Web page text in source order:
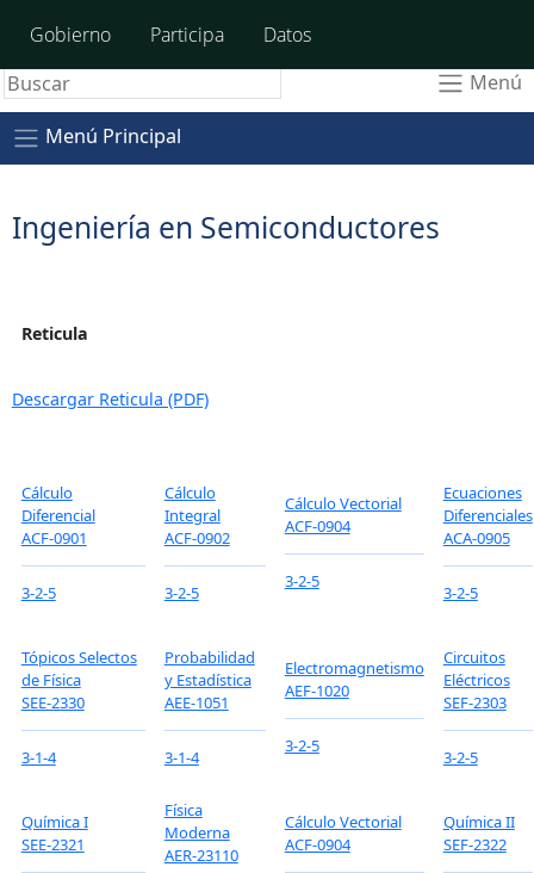
Gobierno Participa Datos
Menú
Menú Principal
Ingeniería en Semiconductores
Reticula
Descargar Reticula (PDF)
Cálculo
Diferencial
ACF-0901
3-2-5
Cálculo
Integral
ACF-0902
3-2-5
Cálculo Vectorial
ACF-0904
3-2-5
Ecuaciones
Diferenciales
ACA-0905
3-2-5
Tópicos Selectos
de Física
SEE-2330
3-1-4
Probabilidad
y Estadística
AEE-1051
3-1-4
Electromagnetismo
AEF-1020
3-2-5
Circuitos
Eléctricos
SEF-2303
3-2-5
Química I
SEE-2321
Física
Moderna
AER-23110
Cálculo Vectorial
ACF-0904
Química II
SEF-2322